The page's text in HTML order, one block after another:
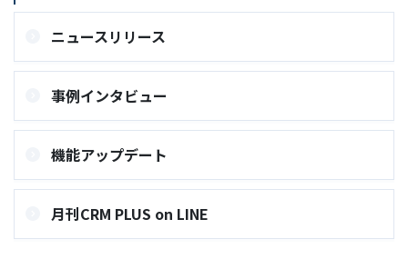
ニュースリリース
事例インタビュー
機能アップデート
月刊CRM PLUS on LINE